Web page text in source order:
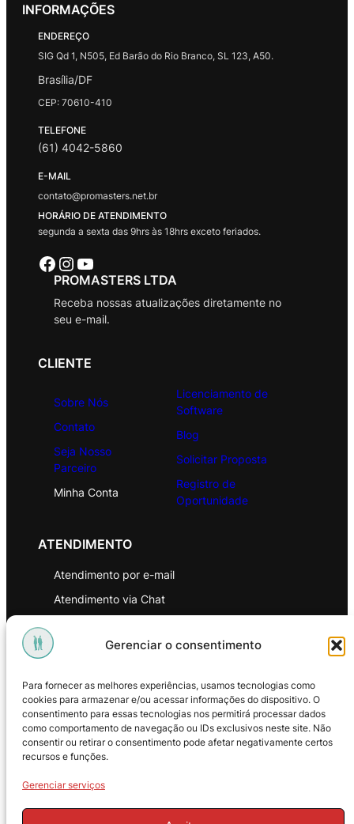
Gerenciar o consentimento
Para fornecer as melhores experiências, usamos tecnologias como
cookies para armazenar e/ou acessar informações do dispositivo. O
consentimento para essas tecnologias nos permitirá processar dados
como comportamento de navegação ou IDs exclusivos neste site. Não
consentir ou retirar o consentimento pode afetar negativamente certos
recursos e funções.
Gerenciar serviços
INFORMAÇÕES
ENDEREÇO
SIG Qd 1, N505, Ed Barão do Rio Branco, SL 123, A50.
Brasília/DF
CEP: 70610-410
TELEFONE
(61) 4042-5860
E-MAIL
contato@promasters.net.br
HORÁRIO DE ATENDIMENTO
segunda a sexta das 9hrs às 18hrs exceto feriados.
Facebook Instagram Youtube
PROMASTERS LTDA
Receba nossas atualizações diretamente no
seu e-mail.
CLIENTE
Sobre Nós
Contato
Seja Nosso
Parceiro
Minha Conta
Licenciamento de
Software
Blog
Solicitar Proposta
Registro de
Oportunidade
ATENDIMENTO
Atendimento por e-mail
Atendimento via Chat
Política de Privacidade
Política de Troca e Devoluções
Política de Reembolso